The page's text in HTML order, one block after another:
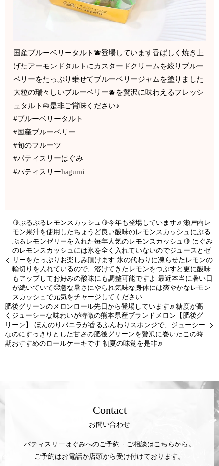
国産ブルーベリータルト🫐登場しています香ばしく焼き上
げたアーモンドタルトにカスタードクリームを絞りブルー
ベリーをたっぷり乗せてブルーベリージャムを塗りました
大粒の瑞々しいブルーベリー🫐を贅沢に味わえるフレッシ
ュタルト🥧是非ご賞味ください♪
#ブルーベリータルト
#国産ブルーベリー
#旬のフルーツ
#パティスリーはぐみ
#パティスリーhagumi
🍋ぷるぷるレモンスカッシュ🍋今年も登場しています♬瀬戸内レ
モン果汁を使用したちょうど良い酸味のレモンスカッシュにぷる
ぷるレモンゼリーを入れた毎年人気のレモンスカッシュ🍋 はぐみ
のレモンスカッシュには氷を全く入れていないのでジュースとゼ
リーをたっぷりお楽しみ頂けます 氷の代わりに凍らせたレモンの
輪切りを入れているので、溶けてきたレモンをつぶすと更に酸味
もアップしてお好みの酸味にも調整可能ですよ 最近本当に暑い日
が続いていて🥵急な暑さにやられ気味な身体には爽やかなレモン
スカッシュで元気をチャージしてください
肥後グリーンのメロンロール先日から登場しています♬糖度が高
くジューシーな味わいが特徴の熊本県産ブランドメロン【肥後グ
リーン】 ほんのりバニラが香るふんわりスポンジで、ジューシー
なのにすっきりとした甘さの肥後グリーンを贅沢に巻いたこの時
期おすすめのロールケーキです 初夏の味覚を是非♬
Contact
お問い合わせ
パティスリーはぐみへのご予約・ご相談はこちらから。
ご予約はお電話か店頭から受け付けております。